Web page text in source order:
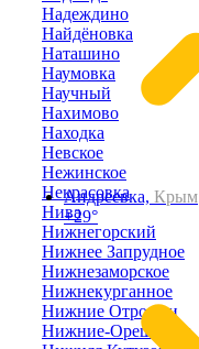
Андреевка, Крым
+29°
Надеждино
Найдёновка
Наташино
Наумовка
Научный
Нахимово
Находка
Невское
Нежинское
Некрасовка
Нива
Нижнегорский
Нижнее Запрудное
Нижнезаморское
Нижнекурганное
Нижние Отрожки
Нижние-Орешники